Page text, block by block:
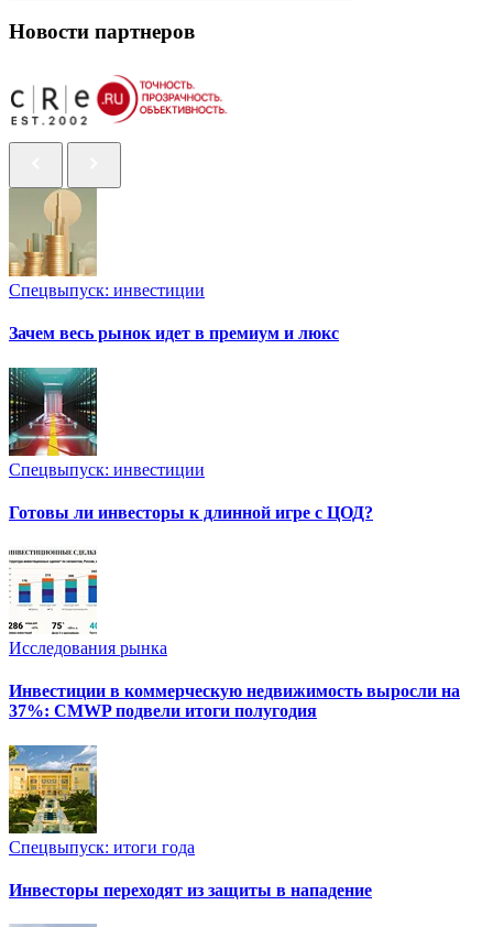
Новости партнеров
Спецвыпуск: инвестиции
Зачем весь рынок идет в премиум и люкс
Спецвыпуск: инвестиции
Готовы ли инвесторы к длинной игре с ЦОД?
Исследования рынка
Инвестиции в коммерческую недвижимость выросли на
37%: CMWP подвели итоги полугодия
Спецвыпуск: итоги года
Инвесторы переходят из защиты в нападение